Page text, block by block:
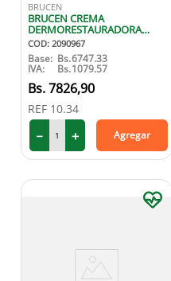
BRUCEN
BRUCEN CREMA
DERMORESTAURADORA
CON CENTELLA ASIATICA 30
GR
COD: 2090967
Base: Bs.6747.33
IVA: Bs.1079.57
7826,90
REF 10.34
＋
－ Agregar